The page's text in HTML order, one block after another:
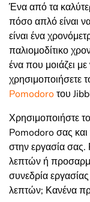
Ένα από τα
πόσο απλό είναι
είναι ένα
παλιομοδίτικο
ένα που μοιάζει
χρησιμοποιήσετε
Pomodoroτου
Χρησιμοποιήστε
Pomodoro σας και
στην εργασία σας.
λεπτών ή
συνεδρία
λεπτών; Κανένα